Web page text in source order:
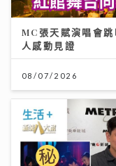
MC張天賦演唱會
人感動見證
08/07/2026